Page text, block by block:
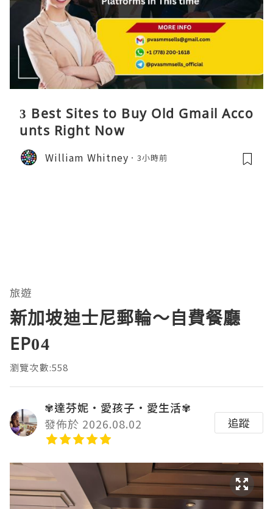
3 Best Sites to Buy Old Gmail Acco
unts Right Now
William Whitney 3小時前
旅遊
新加坡迪士尼郵輪～自費餐廳
EP04
瀏覽次數:558
✾達芬妮•愛孩子•愛生活✾
發佈於 2026.08.02
追蹤